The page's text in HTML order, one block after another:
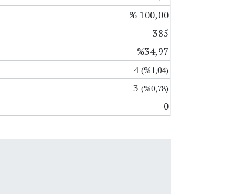
% 100,00
385
%34,97
4(%1,04)
3 (%0,78)
0